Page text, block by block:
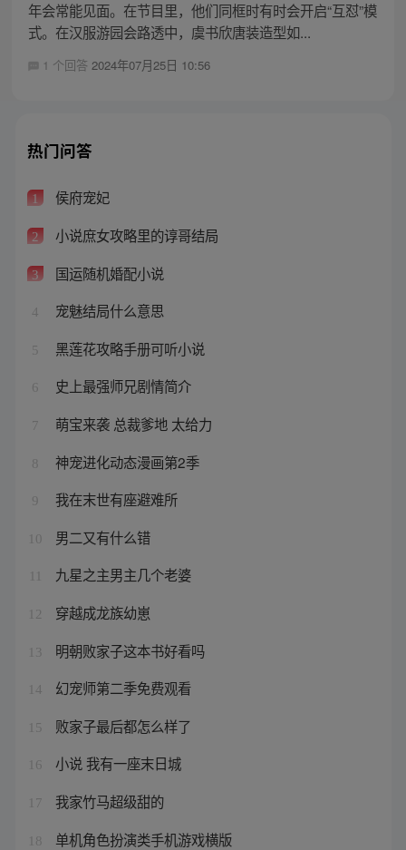
年会常能见面。在节目里，他们同框时有时会开启“互怼”模
式。在汉服游园会路透中，虞书欣唐装造型如...
1 个回答 2024年07月25日 10:56
热门问答
1 侯府宠妃
2 小说庶女攻略里的谆哥结局
3 国运随机婚配小说
4 宠魅结局什么意思
5 黑莲花攻略手册可听小说
6 史上最强师兄剧情简介
7 萌宝来袭 总裁爹地 太给力
8 神宠进化动态漫画第2季
9 我在末世有座避难所
10 男二又有什么错
九星之主男主几个老婆
12 穿越成龙族幼崽
13 明朝败家子这本书好看吗
14 幻宠师第二季免费观看
15 败家子最后都怎么样了
16 小说 我有一座末日城
17 我家竹马超级甜的
18 单机角色扮演类手机游戏横版